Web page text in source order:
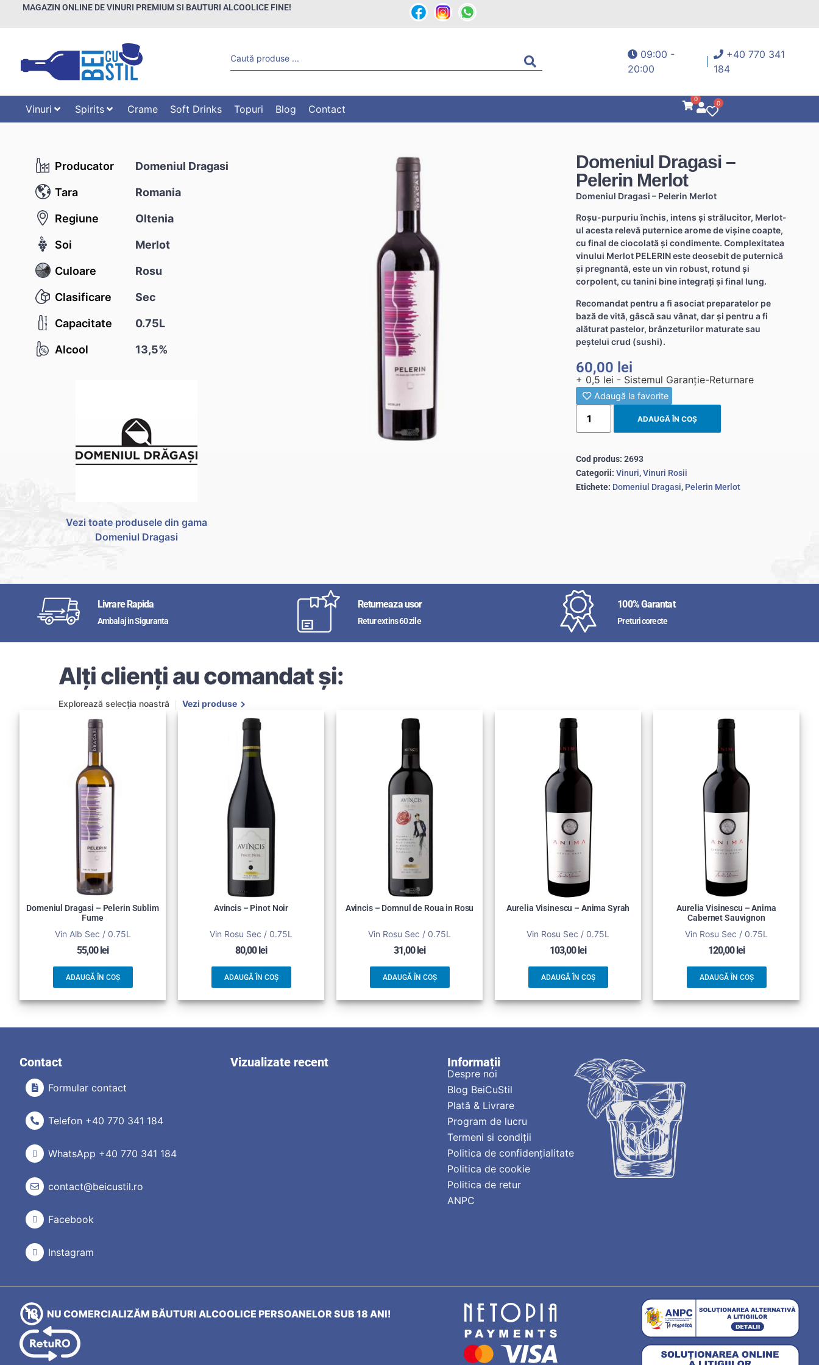
MAGAZIN ONLINE DE VINURI PREMIUM SI BAUTURI ALCOOLICE FINE!
09:00 -
20:00
+40 770 341
184
Vinuri Spirits Crame Soft Drinks Topuri Blog Contact
0
0
Producator Domeniul Dragasi
Tara Romania
Regiune Oltenia
Soi Merlot
Culoare Rosu
Clasificare Sec
Capacitate 0.75L
Alcool 13,5%
Vezi toate produsele din gama
Domeniul Dragasi
Domeniul Dragasi –
Pelerin Merlot
Domeniul Dragasi – Pelerin Merlot
Roșu-purpuriu închis, intens și strălucitor, Merlot-
ul acesta relevă puternice arome de vișine coapte,
cu final de ciocolată și condimente. Complexitatea
vinului Merlot PELERIN este deosebit de puternică
și pregnantă, este un vin robust, rotund și
corpolent, cu tanini bine integrați și final lung.
Recomandat pentru a fi asociat preparatelor pe
bază de vită, gâscă sau vânat, dar și pentru a fi
alăturat pastelor, brânzeturilor maturate sau
peștelui crud (sushi).
60,00 lei
+ 0,5 lei - Sistemul Garanție-Returnare
Adaugă la favorite
ADAUGĂ ÎN COȘ
Cod produs:2693
Categorii: Vinuri,Vinuri Rosii
Etichete: Domeniul Dragasi, Pelerin Merlot
Livrare Rapida
Ambalaj in Siguranta
Returneaza usor
Retur extins 60 zile
100% Garantat
Preturi corecte
Alți clienți au comandat și:
Explorează selecția noastră Vezi produse
Domeniul Dragasi – Pelerin Sublim
Fume
Vin Alb Sec / 0.75L
55,00lei
ADAUGĂ ÎN COȘ
Avincis – Pinot Noir
Vin Rosu Sec / 0.75L
80,00lei
ADAUGĂ ÎN COȘ
Avincis – Domnul de Roua in Rosu
Vin Rosu Sec / 0.75L
31,00lei
ADAUGĂ ÎN COȘ
Aurelia Visinescu – Anima Syrah
Vin Rosu Sec / 0.75L
103,00lei
ADAUGĂ ÎN COȘ
Aurelia Visinescu – Anima
Cabernet Sauvignon
Vin Rosu Sec / 0.75L
120,00lei
ADAUGĂ ÎN COȘ
Contact
Formular contact
Telefon +40 770 341 184
WhatsApp +40 770 341 184
contact@beicustil.ro
Facebook
Instagram
Vizualizate recent Informații
Despre noi
Blog BeiCuStil
Plată & Livrare
Program de lucru
Termeni si condiții
Politica de confidențialitate
Politica de cookie
Politica de retur
ANPC
NU COMERCIALIZĂM BĂUTURI ALCOOLICE PERSOANELOR SUB 18 ANI!